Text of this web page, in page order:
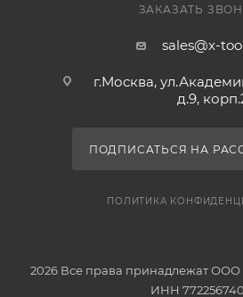
ЗАКАЗАТЬ
sales@x-
г.Москва,
д.9,
ПОДПИСАТЬСЯ НА
ПОЛИТИКА
2026 Все права принадлежат
ИНН